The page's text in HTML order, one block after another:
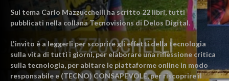
Sul tema Carlo Mazzucchelli ha scritto 22 libri, tutti
pubblicati nella collana Tecnovisions di Delos Digital.
L'invito è a leggerli per scoprire gli effetti della tecnologia
sulla vita di tutti i giorni, per elaborare una riflessione critica
sulla tecnologia, per abitare le piattaforme online in modo
responsabile e (TECNO) CONSAPEVOLE, per riscoprire il